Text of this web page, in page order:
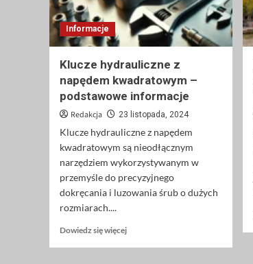
przechowywania
Informacje
Klucze hydrauliczne z
napędem kwadratowym –
podstawowe informacje
Redakcja 23 listopada, 2024
Klucze hydrauliczne z napędem
kwadratowym są nieodłącznym
narzędziem wykorzystywanym w
przemyśle do precyzyjnego
dokręcania i luzowania śrub o dużych
rozmiarach....
Dowiedz się więcejDowiedz